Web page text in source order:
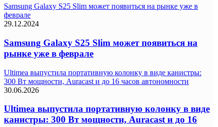
Samsung Galaxy S25 Slim может появиться на рынке уже в
феврале
29.12.2024
Samsung Galaxy S25 Slim может появиться на
рынке уже в феврале
Ultimea выпустила портативную колонку в виде канистры:
300 Вт мощности, Auracast и до 16 часов автономности
30.06.2026
Ultimea выпустила портативную колонку в виде
канистры: 300 Вт мощности, Auracast и до 16